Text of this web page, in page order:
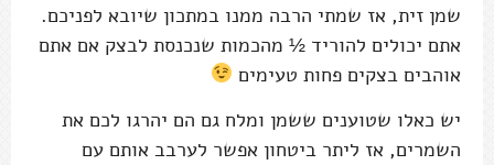
שמן זית, אז שמתי הרבה ממנו במתכון שיובא לפניכם.
אתם יכולים להוריד ½ מהכמות שנכנסת לבצק אם אתם
אוהבים בצקים פחות טעימים
יש כאלו שטוענים ששמן ומלח גם הם יהרגו לכם את
השמרים, אז ליתר ביטחון אפשר לערבב אותם עם